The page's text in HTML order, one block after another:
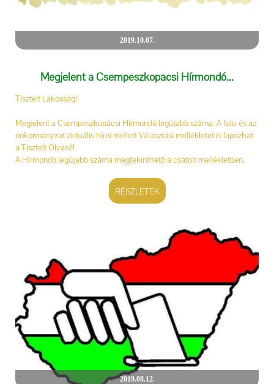
2019.10.07.
Megjelent a Csempeszkopácsi Hírmondó...
Tisztelt Lakosság!
Megjelent a Csempeszkopácsi Hírmondó legújabb száma. A falu és az
önkormányzat aktuális hírei mellett Választási mellékletet is lapozhat
a Tisztelt Olvasó!
A Hírmondó legújabb száma megtekinthető a csatolt mellékletben.
RÉSZLETEK
2019.08.12.